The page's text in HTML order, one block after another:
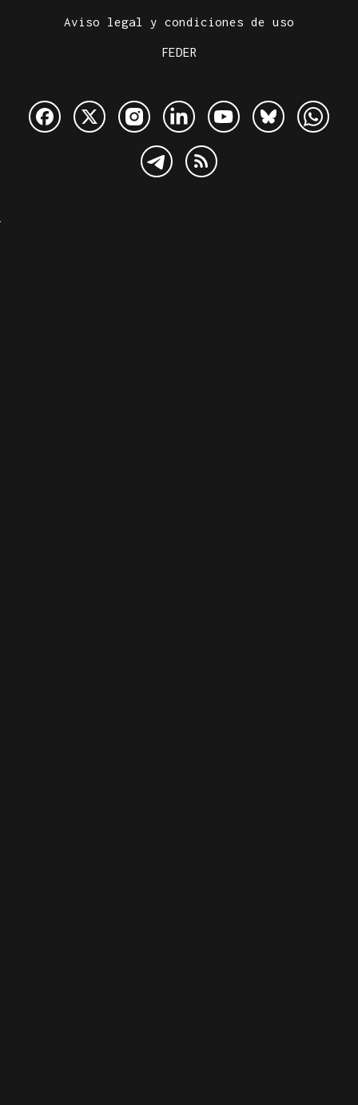
Aviso legal y condiciones de uso
FEDER